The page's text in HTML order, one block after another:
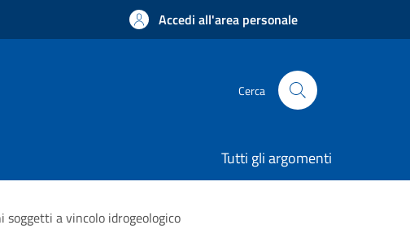
Accedi all'area personale
Cerca
Tutti gli argomenti
a vincolo idrogeologico